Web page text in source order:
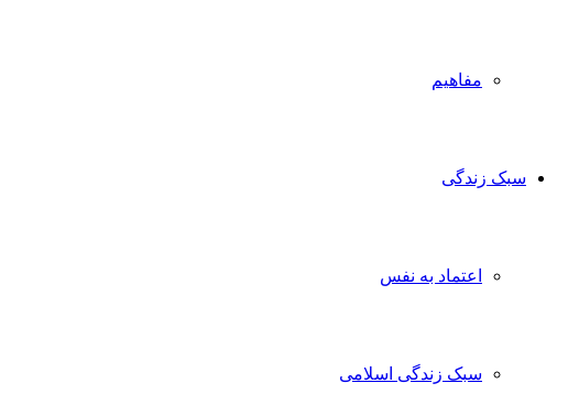
مفاهیم
سبک زندگی
اعتماد به نفس
سبک زندگی اسلامی